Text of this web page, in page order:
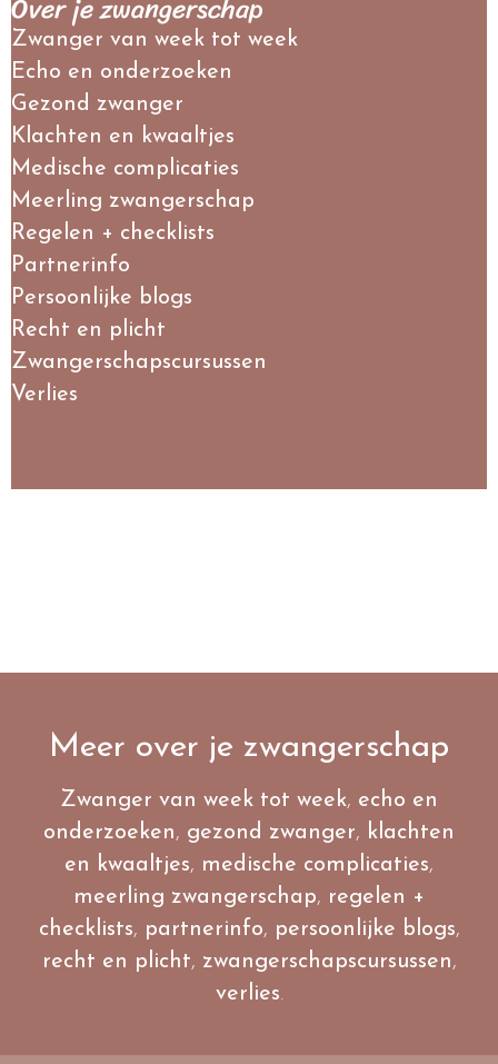
Zwanger van week tot week
Echo en onderzoeken
Gezond zwanger
Klachten en kwaaltjes
Medische complicaties
Meerling zwangerschap
Regelen + checklists
Partnerinfo
Persoonlijke blogs
Recht en plicht
Zwangerschapscursussen
Verlies
Meer over je zwangerschap
Zwanger van week tot week, echo en
onderzoeken, gezond zwanger, klachten
en kwaaltjes, medische complicaties,
meerling zwangerschap, regelen +
checklists, partnerinfo, persoonlijke blogs,
recht en plicht, zwangerschapscursussen,
verlies.